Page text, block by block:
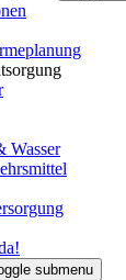
Wasser
submenu